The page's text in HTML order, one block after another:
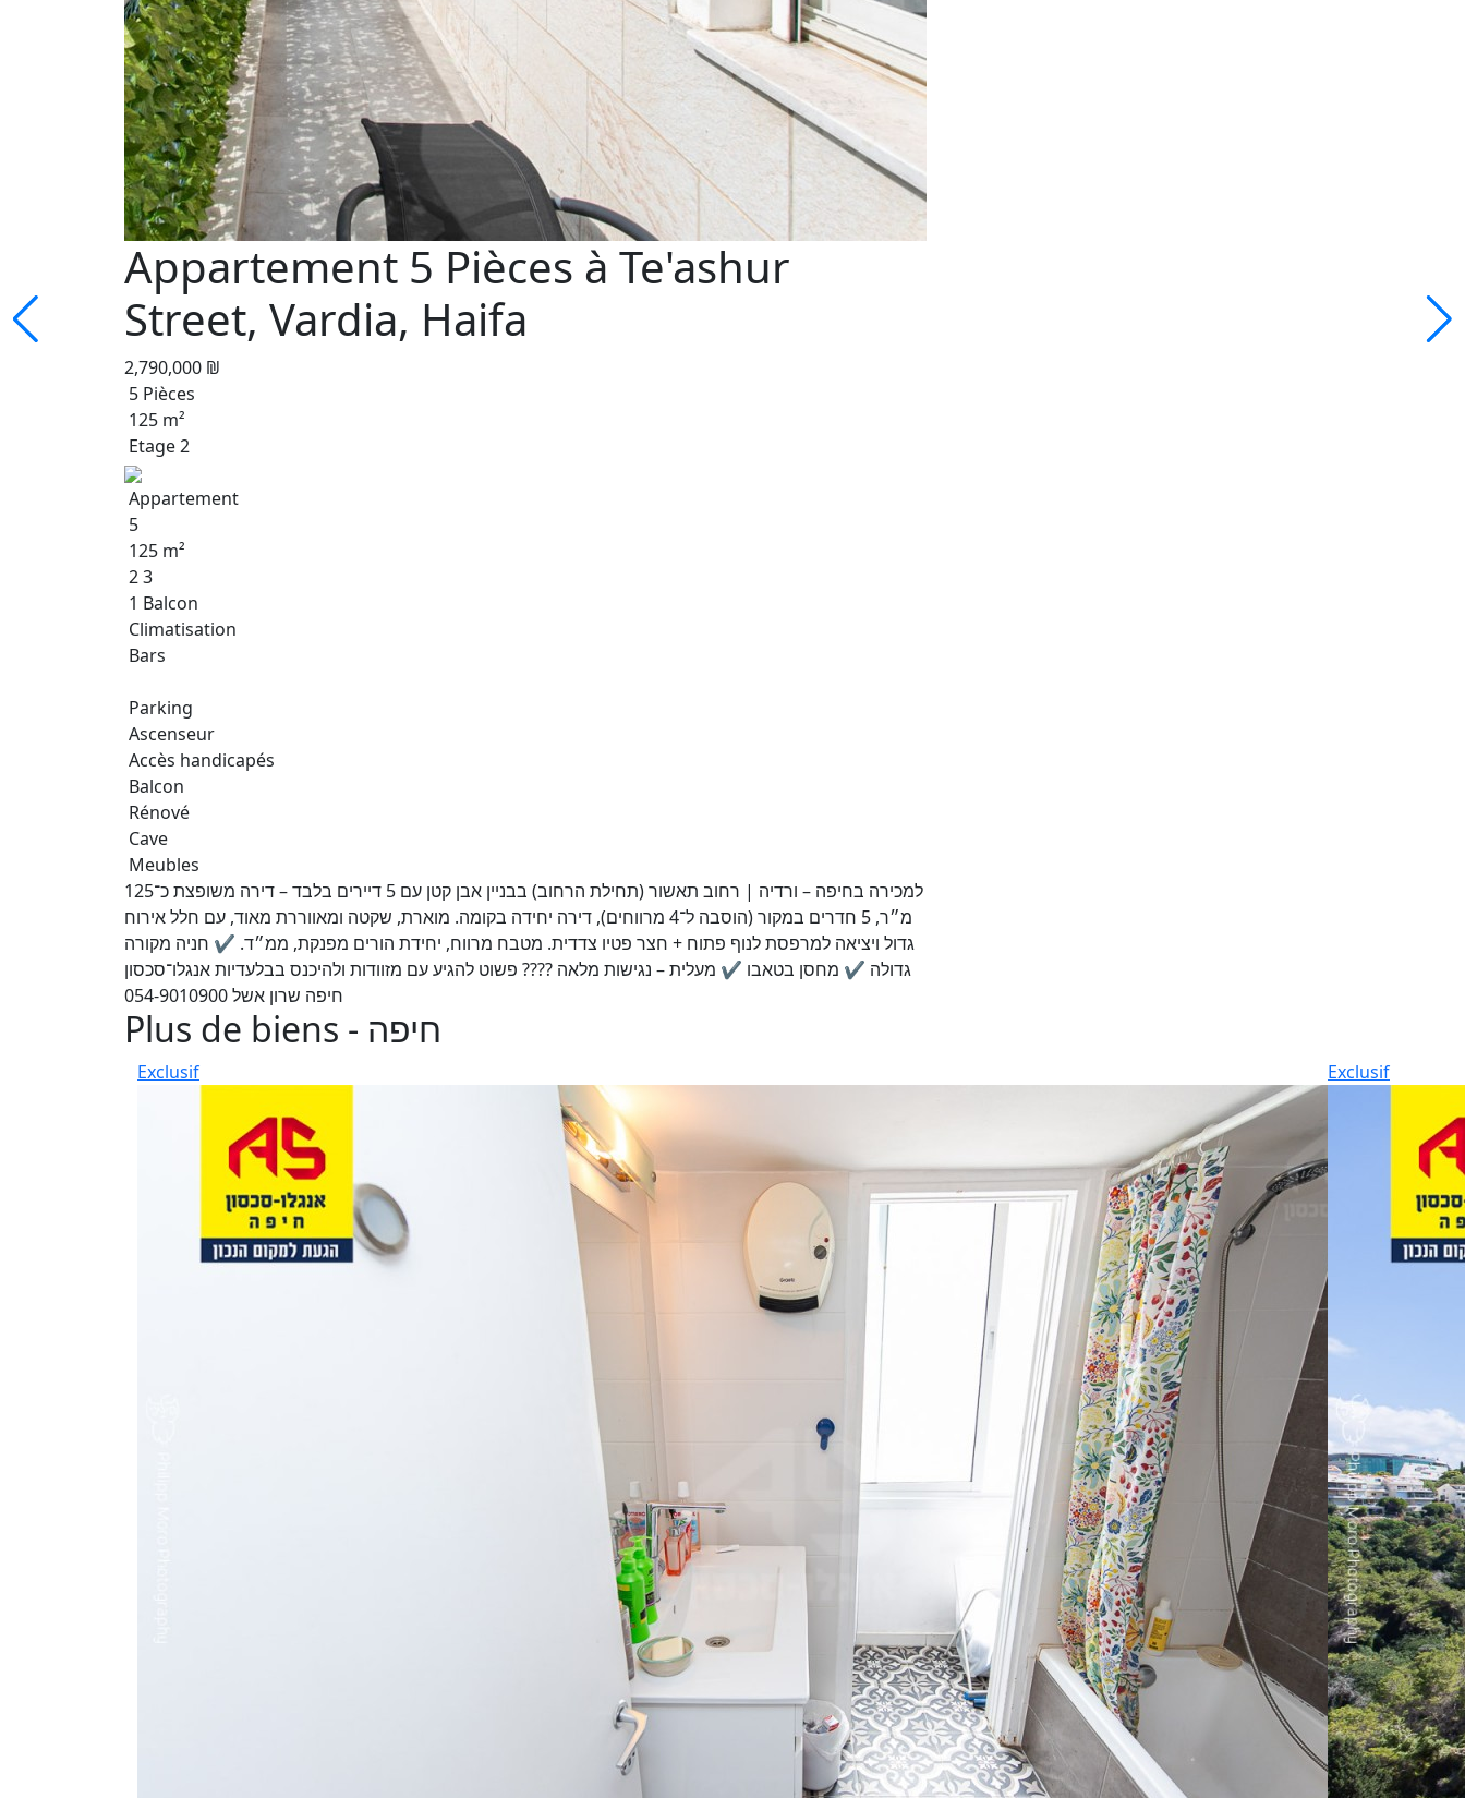
Appartement 5 Pièces à Te'ashur
Street, Vardia, Haifa
2,790,000 ₪
5 Pièces
125 m²
Etage 2
Appartement
5
125 m²
2 3
1 Balcon
Climatisation
Bars
Parking
Ascenseur
Accès handicapés
Balcon
Rénové
Cave
Meubles
למכירה בחיפה – ורדיה | רחוב תאשור (תחילת הרחוב) בבניין אבן קטן עם 5 דיירים בלבד – דירה משופצת כ־125
מ״ר, 5 חדרים במקור (הוסבה ל־4 מרווחים), דירה יחידה בקומה. מוארת, שקטה ומאווררת מאוד, עם חלל אירוח
גדול ויציאה למרפסת לנוף פתוח + חצר פטיו צדדית. מטבח מרווח, יחידת הורים מפנקת, ממ״ד. ✔ חניה מקורה
גדולה ✔ מחסן בטאבו ✔ מעלית – נגישות מלאה ???? פשוט להגיע עם מזוודות ולהיכנס בבלעדיות אנגלו־סכסון
חיפה שרון אשל 054-9010900
Plus de biens - חיפה
Exclusif Exclusif